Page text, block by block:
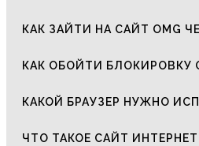
КАК ЗАЙТИ НА САЙТ OMG
КАК ОБОЙТИ БЛОКИРОВКУ
КАКОЙ БРАУЗЕР НУЖНО
ЧТО ТАКОЕ САЙТ